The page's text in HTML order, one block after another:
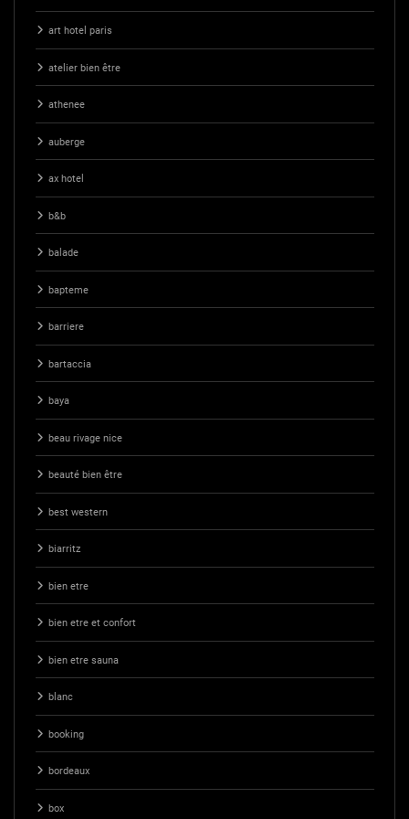
art hotel paris
atelier bien être
athenee
auberge
ax hotel
b&b
balade
bapteme
barriere
bartaccia
baya
beau rivage nice
beauté bien être
best western
biarritz
bien etre
bien etre et confort
bien etre sauna
blanc
booking
bordeaux
box